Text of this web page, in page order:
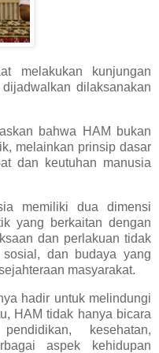
melakukan kunjungan
dilaksanakan
bahwa HAM bukan
melainkan prinsip dasar
dan keutuhan manusia
memiliki dua dimensi
yang berkaitan dengan
dan perlakuan tidak
dan budaya yang
masyarakat.
hadir untuk melindungi
HAM tidak hanya bicara
kesehatan,
aspek kehidupan